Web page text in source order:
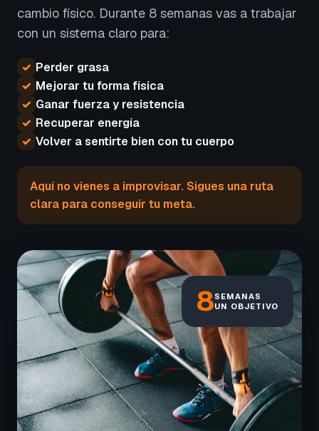
cambio físico. Durante 8 semanas vas a trabajar
con un sistema claro para:
✓ Perder grasa
✓ Mejorar tu forma física
✓ Ganar fuerza y resistencia
✓ Recuperar energía
✓ Volver a sentirte bien con tu cuerpo
Aquí no vienes a improvisar. Sigues una ruta
clara para conseguir tu meta.
8SEMANAS
UN OBJETIVO